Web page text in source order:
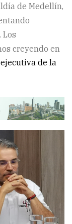
de Medellín,
Los
creyendo en
de la